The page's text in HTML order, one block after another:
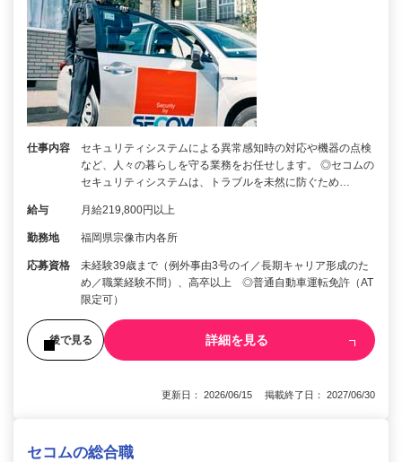
仕事内容
セキュリティシステムによる異常感知時の対応や機器の点検
など、人々の暮らしを守る業務をお任せします。 ◎セコムの
セキュリティシステムは、トラブルを未然に防ぐため…
給与 月給219,800円以上
勤務地 福岡県宗像市内各所
応募資格
未経験39歳まで（例外事由3号のイ／長期キャリア形成のた
め／職業経験不問）、高卒以上 ◎普通自動車運転免許（AT
限定可）
後で見る 詳細を見る
更新日： 2026/06/15 掲載終了日： 2027/06/30
セコムの総合職